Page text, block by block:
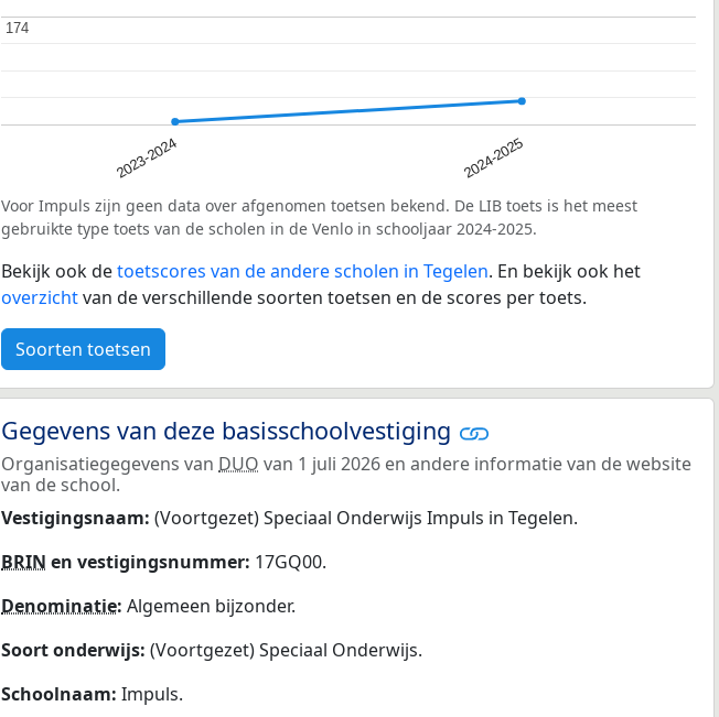
2023-2024 2024-2025
174
174
Voor Impuls zijn geen data over afgenomen toetsen bekend. De LIB toets is het meest
gebruikte type toets van de scholen in de Venlo in schooljaar 2024-2025.
Bekijk ook detoetscores van de andere scholen in Tegelen. En bekijk ook het
overzichtvan de verschillende soorten toetsen en de scores per toets.
Soorten toetsen
Gegevens van deze basisschoolvestiging
Organisatiegegevens van DUO van 1 juli 2026 en andere informatie van de website
van de school.
Vestigingsnaam: (Voortgezet) Speciaal Onderwijs Impuls in Tegelen.
BRIN en vestigingsnummer: 17GQ00.
Denominatie: Algemeen bijzonder.
Soort onderwijs: (Voortgezet) Speciaal Onderwijs.
Schoolnaam: Impuls.